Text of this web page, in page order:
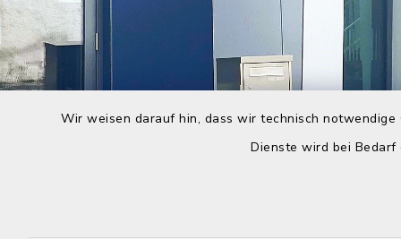
Wir weisen darauf hin, dass wir technisch
Dienste wird bei